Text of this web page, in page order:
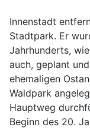
Innenstadt
Stadtpark. Er
Jahrhunderts,
auch, geplant
ehemaligen
Waldpark
Hauptweg
Beginn des 20.